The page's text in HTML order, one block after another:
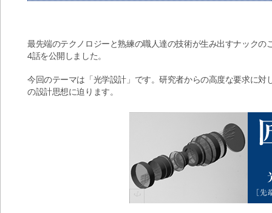
最先端のテクノロジーと熟練の職人達の技術が生み出すナック
4話を公開しました。
今回のテーマは「光学設計」です。研究者からの高度な要求に
の設計思想に迫ります。